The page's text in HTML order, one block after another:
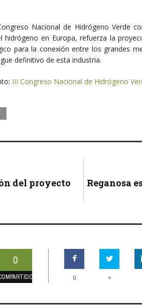
Nacional de Hidrógeno Verde
hidrógeno en Europa, refuerza la
para la conexión entre los grandes
definitivo de esta industria.
III Congreso Nacional de Hidrógeno
del proyecto
Reganosa
0
0 +